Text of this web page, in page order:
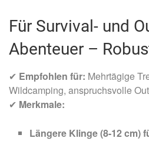
Für Survival- und
Abenteuer –
✔ Empfohlen für: Mehrtägige
Wildcamping, anspruchsvolle
✔ Merkmale:
Längere Klinge (8-12 cm)